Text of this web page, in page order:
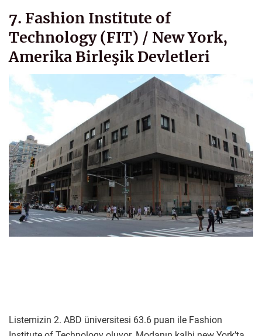
7. Fashion Institute of
Technology (FIT) / New York,
Amerika Birleşik Devletleri
Listemizin 2. ABD üniversitesi 63.6 puan ile Fashion